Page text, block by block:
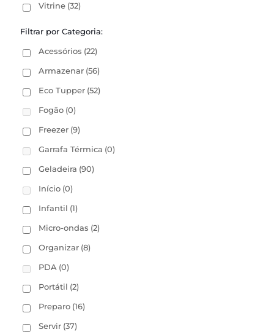
Vitrine (32)
Filtrar por Categoria:
Acessórios (22)
Armazenar (56)
Eco Tupper (52)
Fogão (0)
Freezer (9)
Garrafa Térmica (0)
Geladeira (90)
Início (0)
Infantil (1)
Micro-ondas (2)
Organizar (8)
PDA (0)
Portátil (2)
Preparo (16)
Servir (37)